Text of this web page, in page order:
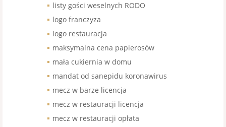
listy gości weselnych RODO
logo franczyza
logo restauracja
maksymalna cena papierosów
mała cukiernia w domu
mandat od sanepidu koronawirus
mecz w barze licencja
mecz w restauracji licencja
mecz w restauracji opłata